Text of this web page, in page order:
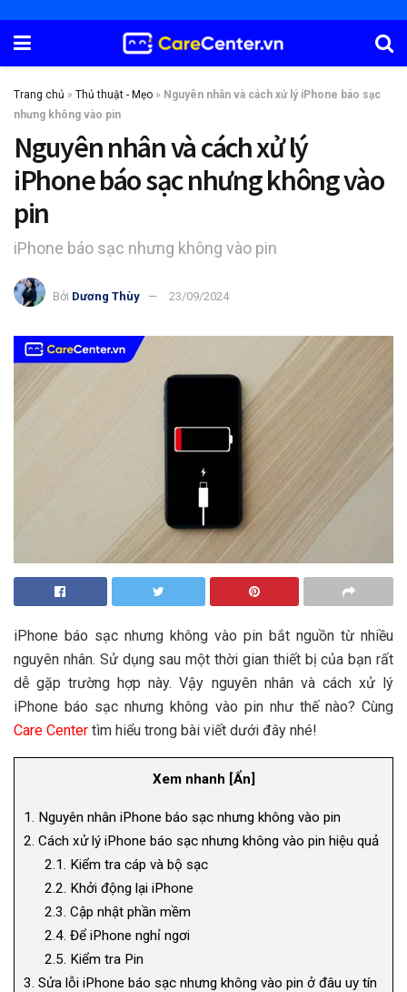
Trang chủ » Thủ thuật - Mẹo » Nguyên nhân và cách xử lý iPhone báo sạc
nhưng không vào pin
Nguyên nhân và cách xử lý
iPhone báo sạc nhưng không vào
pin
iPhone báo sạc nhưng không vào pin
Bởi Dương Thùy 23/09/2024
iPhone báo sạc nhưng không vào pin bắt nguồn từ nhiều
nguyên nhân. Sử dụng sau một thời gian thiết bị của bạn rất
dễ gặp trường hợp này. Vậy nguyên nhân và cách xử lý
iPhone báo sạc nhưng không vào pin như thế nào? Cùng
Care Center tìm hiểu trong bài viết dưới đây nhé!
Xem nhanh Ẩn
1.
Nguyên nhân iPhone báo sạc nhưng không vào pin
2. Cách xử lý iPhone báo sạc nhưng không vào pin hiệu quả
2.1.
Kiểm tra cáp và bộ sạc
2.2. Khởi động lại iPhone
2.3. Cập nhật phần mềm
2.4. Để iPhone nghỉ ngơi
2.5. Kiểm tra Pin
3. Sửa lỗi iPhone báo sạc nhưng không vào pin ở đâu uy tín